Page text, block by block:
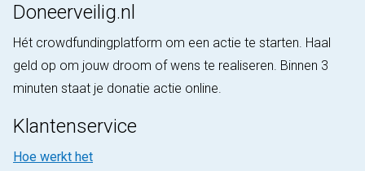
Doneerveilig.nl
Hét crowdfundingplatform om een actie te starten. Haal
geld op om jouw droom of wens te realiseren. Binnen 3
minuten staat je donatie actie online.
Klantenservice
Hoe werkt het